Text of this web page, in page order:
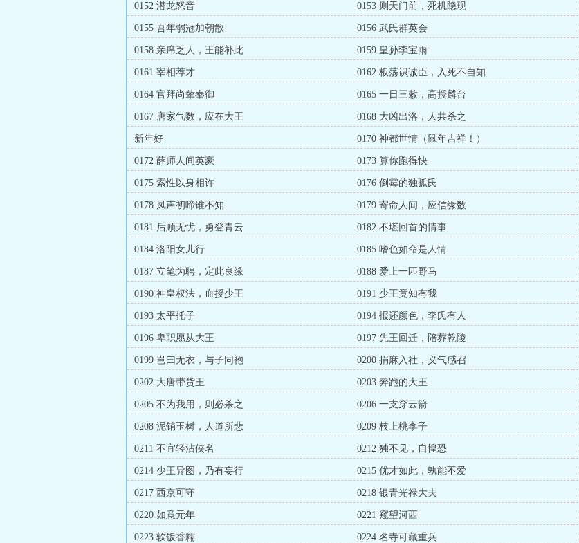
0152 潜龙怒音 0153 则天门前，死机隐现
0155 吾年弱冠加朝散 0156 武氏群英会
0158 亲席乏人，王能补此 0159 皇孙李宝雨
0161 宰相荐才 0162 板荡识诚臣，入死不自知
0164 官拜尚辇奉御 0165 一日三敕，高授麟台
0167 唐家气数，应在大王 0168 大凶出洛，人共杀之
新年好 0170 神都世情（鼠年吉祥！）
0172 薛师人间英豪 0173 算你跑得快
0175 索性以身相许 0176 倒霉的独孤氏
0178 凤声初啼谁不知 0179 寄命人间，应信缘数
0181 后顾无忧，勇登青云 0182 不堪回首的情事
0184 洛阳女儿行 0185 嗜色如命是人情
0187 立笔为聘，定此良缘 0188 爱上一匹野马
0190 神皇权法，血授少王 0191 少王竟知有我
0193 太平托子 0194 报还颜色，李氏有人
0196 卑职愿从大王 0197 先王回迁，陪葬乾陵
0199 岂曰无衣，与子同袍 0200 捐麻入社，义气感召
0202 大唐带货王 0203 奔跑的大王
0205 不为我用，则必杀之 0206 一支穿云箭
0208 泥销玉树，人道所悲 0209 枝上桃李子
0211 不宜轻沾侠名 0212 独不见，自惶恐
0214 少王异图，乃有妄行 0215 优才如此，孰能不爱
0217 西京可守 0218 银青光禄大夫
0220 如意元年 0221 窥望河西
0223 软饭香糯 0224 名寺可藏重兵